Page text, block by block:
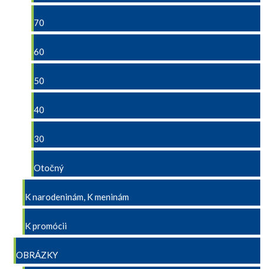
70
60
50
40
30
Otočný
K narodeninám, K meninám
K promócii
OBRÁZKY